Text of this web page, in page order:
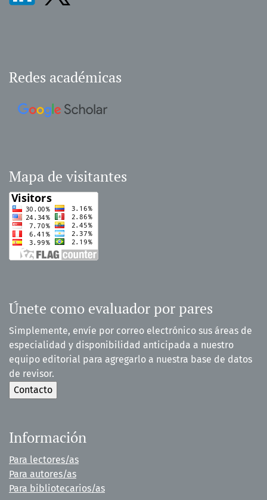
Redes académicas
Mapa de visitantes
Únete como evaluador por pares
Simplemente, envíe por correo electrónico sus áreas de
especialidad y disponibilidad anticipada a nuestro
equipo editorial para agregarlo a nuestra base de datos
de revisor.
Información
Para lectores/as
Para autores/as
Para bibliotecarios/as